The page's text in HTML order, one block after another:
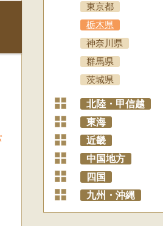
東京都
栃木県
神奈川県
群馬県
茨城県
北陸・甲信越
東海
近畿
中国地方
四国
九州・沖縄